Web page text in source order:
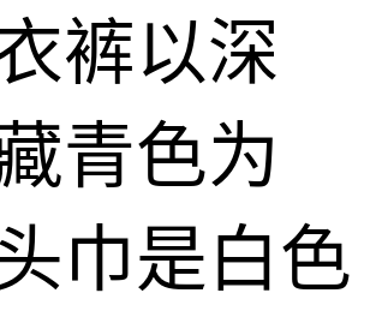
裤以深
青色为
巾是白色